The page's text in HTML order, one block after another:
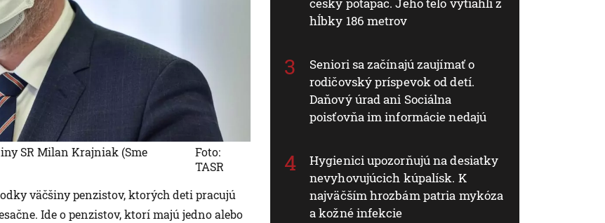
SR Milan Krajniak (Sme
Foto:
TASR
väčšiny penzistov, ktorých deti pracujú
Ide o penzistov, ktorí majú jedno alebo
hĺbky 186 metrov
Seniori sa začínajú zaujímať o
rodičovský príspevok od detí.
Daňový úrad ani Sociálna
poisťovňa im informácie nedajú
Hygienici upozorňujú na desiatky
nevyhovujúcich kúpalísk. K
najväčším hrozbám patria mykóza
a kožné infekcie